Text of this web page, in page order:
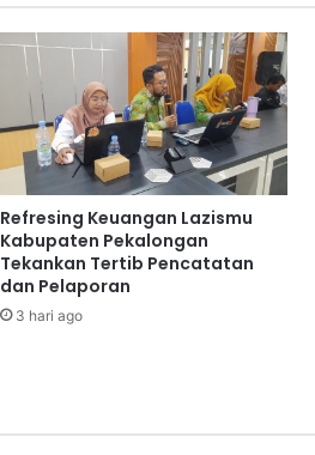
Refresing Keuangan Lazismu
Kabupaten Pekalongan
Tekankan Tertib Pencatatan
dan Pelaporan
3 hari ago